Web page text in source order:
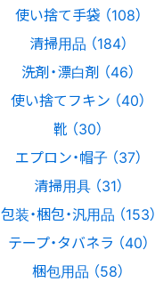
使い捨て手袋 （108）
清掃用品 （184）
洗剤・漂白剤 （46）
使い捨てフキン （40）
靴 （30）
エプロン・帽子 （37）
清掃用具 （31）
包装・梱包・汎用品 （153）
テープ・タバネラ （40）
梱包用品 （58）